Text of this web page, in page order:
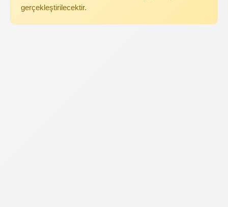
gerçekleştirilecektir.